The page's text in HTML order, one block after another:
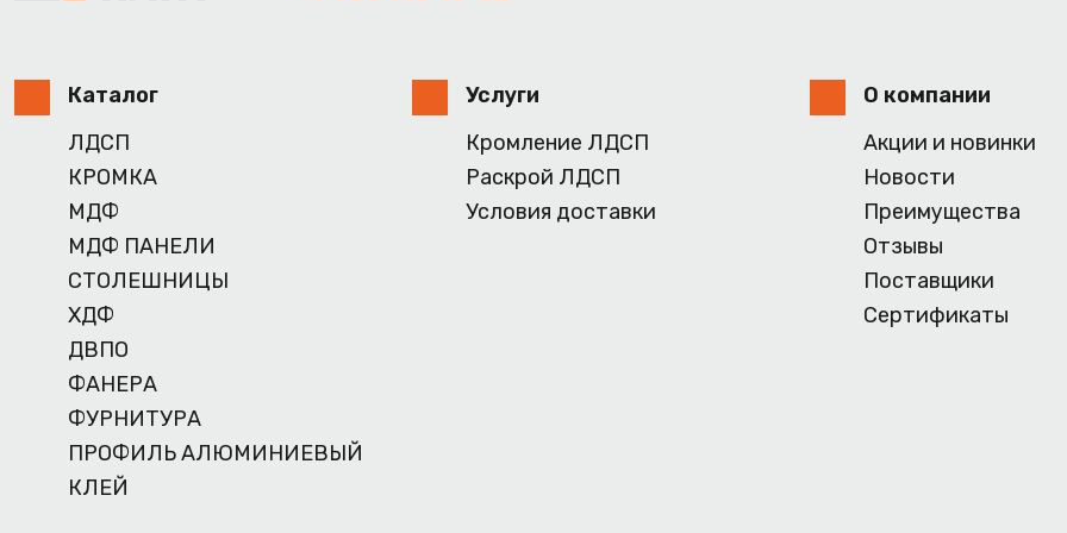
Каталог
ЛДСП
КРОМКА
МДФ
МДФ ПАНЕЛИ
СТОЛЕШНИЦЫ
ХДФ
ДВПО
ФАНЕРА
ФУРНИТУРА
ПРОФИЛЬ АЛЮМИНИЕВЫЙ
КЛЕЙ
Услуги
Кромление ЛДСП
Раскрой ЛДСП
Условия доставки
О компании
Акции и новинки
Новости
Преимущества
Отзывы
Поставщики
Сертификаты